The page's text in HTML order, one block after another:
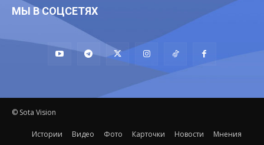
МЫ В СОЦСЕТЯХ
© Sota Vision
Истории Видео Фото Карточки Новости Мнения